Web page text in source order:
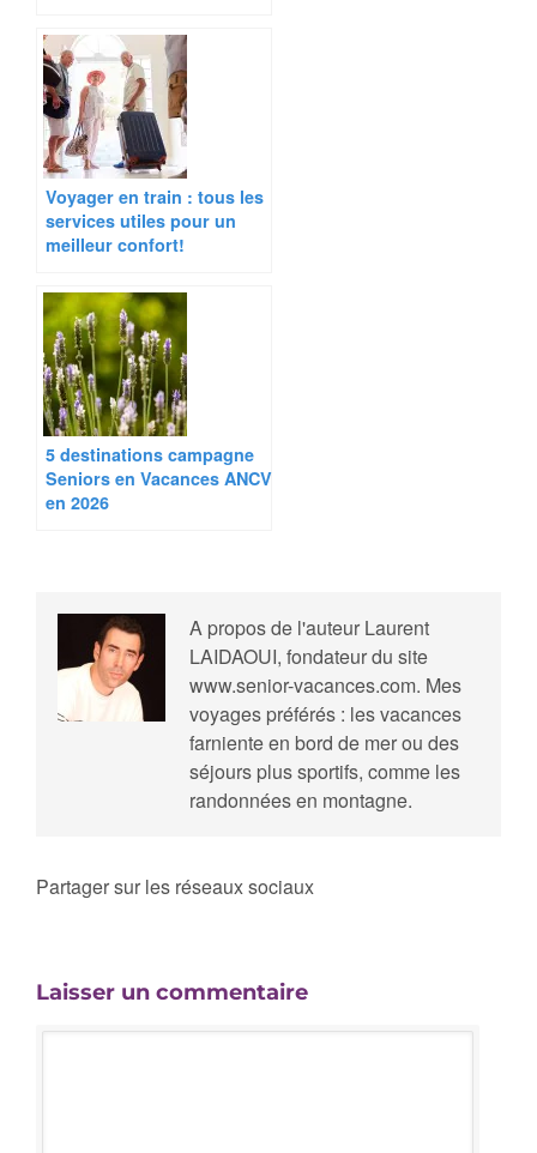
Voyager en train : tous les
services utiles pour un
meilleur confort!
5 destinations campagne
Seniors en Vacances ANCV
en 2026
A propos de l'auteur Laurent
LAIDAOUI, fondateur du site
www.senior-vacances.com. Mes
voyages préférés : les vacances
farniente en bord de mer ou des
séjours plus sportifs, comme les
randonnées en montagne.
Partager sur les réseaux sociaux
Laisser un commentaire